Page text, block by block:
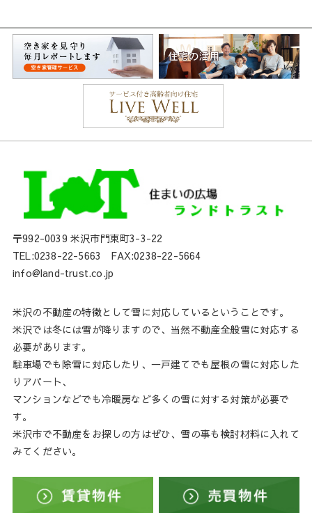
〒992-0039 米沢市門東町3-3-22
TEL:0238-22-5663 FAX:0238-22-5664
info@land-trust.co.jp
米沢の不動産の特徴として雪に対応しているということです。
米沢では冬には雪が降りますので、当然不動産全般雪に対応する
必要があります。
駐車場でも除雪に対応したり、一戸建てでも屋根の雪に対応した
りアパート、
マンションなどでも冷暖房など多くの雪に対する対策が必要で
す。
米沢市で不動産をお探しの方はぜひ、雪の事も検討材料に入れて
みてください。